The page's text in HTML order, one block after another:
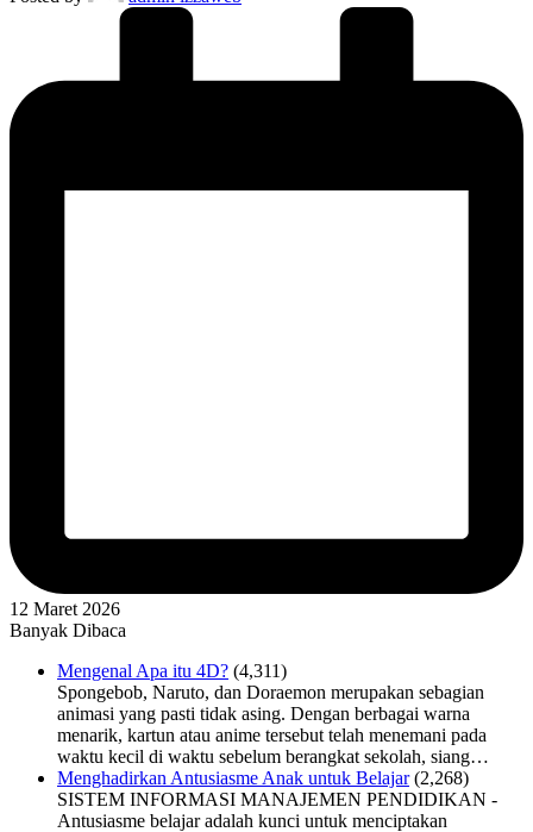
12 Maret 2026
Banyak Dibaca
Mengenal Apa itu 4D? (4,311)
Spongebob, Naruto, dan Doraemon merupakan sebagian
animasi yang pasti tidak asing. Dengan berbagai warna
menarik, kartun atau anime tersebut telah menemani pada
waktu kecil di waktu sebelum berangkat sekolah, siang…
Menghadirkan Antusiasme Anak untuk Belajar (2,268)
SISTEM INFORMASI MANAJEMEN PENDIDIKAN -
Antusiasme belajar adalah kunci untuk menciptakan